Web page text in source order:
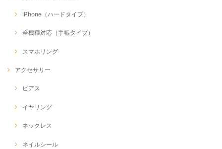
iPhone（ハードタイプ）
全機種対応（手帳タイプ）
スマホリング
アクセサリー
ピアス
イヤリング
ネックレス
ネイルシール